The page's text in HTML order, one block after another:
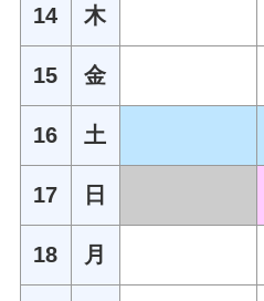
14 木
15 金
16 土
17 日
18 月